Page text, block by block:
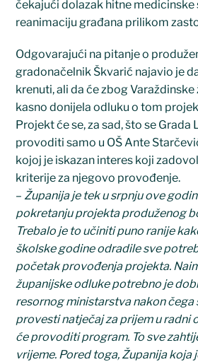
čekajući dolazak hitne medicinske
reanimaciju građana prilikom
Odgovarajući na pitanje o
gradonačelnik Škvarić najavio je
krenuti, ali da će zbog Varaždinske
kasno donijela odluku o tom
Projekt će se, za sad, što se Grada
provoditi samo u OŠ Ante
kojoj je iskazan interes koji
kriterije za njegovo provođenje.
– Županija je tek u srpnju ove
pokretanju projekta produženog
Trebalo je to učiniti puno ranije
školske godine odradile sve
početak provođenja projekta.
županijske odluke potrebno je
resornog ministarstva nakon čega
provesti natječaj za prijem u radni
će provoditi program. To sve
vrijeme. Pored toga, Županija koja